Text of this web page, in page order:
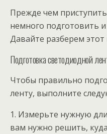
Прежде чем
немного подготовить
Давайте разберем
Подготовка светодиодной
Чтобы правильно
ленту, выполните
1. Измерьте нужную
вам нужно решить,